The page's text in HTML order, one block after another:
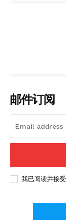
邮件订阅
我已阅读并接受